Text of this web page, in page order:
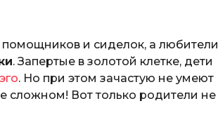
и сиделок, а любители
. Запертые в золотой клетке, дети
. Но при этом зачастую не умеют
сложном! Вот только родители не